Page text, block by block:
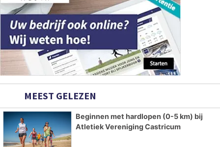
MEEST GELEZEN
Beginnen met hardlopen (0-5 km) bij
Atletiek Vereniging Castricum